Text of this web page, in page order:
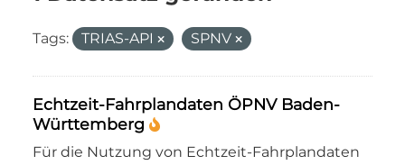
Tags: TRIAS-API SPNV
Echtzeit-Fahrplandaten ÖPNV Baden-
Württemberg
Für die Nutzung von Echtzeit-Fahrplandaten